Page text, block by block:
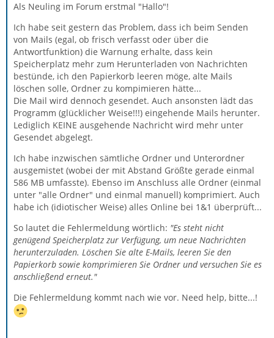
Als Neuling im Forum erstmal "Hallo"!
Ich habe seit gestern das Problem, dass ich beim Senden
von Mails (egal, ob frisch verfasst oder über die
Antwortfunktion) die Warnung erhalte, dass kein
Speicherplatz mehr zum Herunterladen von Nachrichten
bestünde, ich den Papierkorb leeren möge, alte Mails
löschen solle, Ordner zu kompimieren hätte...
Die Mail wird dennoch gesendet. Auch ansonsten lädt das
Programm (glücklicher Weise!!!) eingehende Mails herunter.
Lediglich KEINE ausgehende Nachricht wird mehr unter
Gesendet abgelegt.
Ich habe inzwischen sämtliche Ordner und Unterordner
ausgemistet (wobei der mit Abstand Größte gerade einmal
586 MB umfasste). Ebenso im Anschluss alle Ordner (einmal
unter "alle Ordner" und einmal manuell) komprimiert. Auch
habe ich (idiotischer Weise) alles Online bei 1&1 überprüft...
So lautet die Fehlermeldung wörtlich: "Es steht nicht
genügend Speicherplatz zur Verfügung, um neue Nachrichten
herunterzuladen. Löschen Sie alte E-Mails, leeren Sie den
Papierkorb sowie komprimieren Sie Ordner und versuchen Sie es
anschließend erneut."
Die Fehlermeldung kommt nach wie vor. Need help, bitte...!